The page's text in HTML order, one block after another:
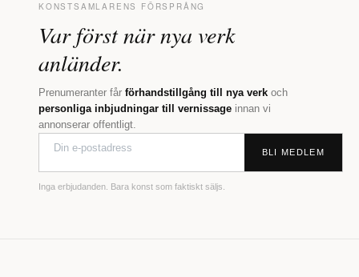
KONSTSAMLARENS FÖRSPRÅNG
Var först när nya verk
anländer.
Prenumeranter får förhandstillgång till nya verk och
personliga inbjudningar till vernissage innan vi
annonserar offentligt.
BLI MEDLEM
Inga erbjudanden. Bara konst som faktiskt säljs.